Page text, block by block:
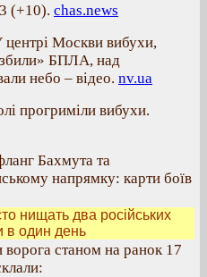
(+10). chas.news
центрі Москви вибухи,
БПЛА, над
небо – відео. nv.ua
прогриміли вибухи.
Бахмута та
напрямку: карти боїв
нищать два російських
в один день
ворога станом на ранок 17